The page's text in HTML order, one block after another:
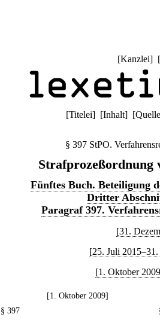
[Kanzlei] [
[Titelei] [Inhalt] [
§ 397 StPO.
Strafprozeßordnung
Fünftes Buch. Beteiligung
Dritter
Paragraf 397.
[31.
[25. Juli
[1. Oktober
[1. Oktober 2009]
§ 397